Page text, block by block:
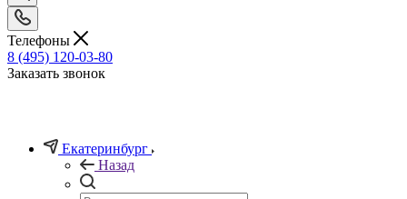
Телефоны
8 (495) 120-03-80
Заказать звонок
Екатеринбург
Назад